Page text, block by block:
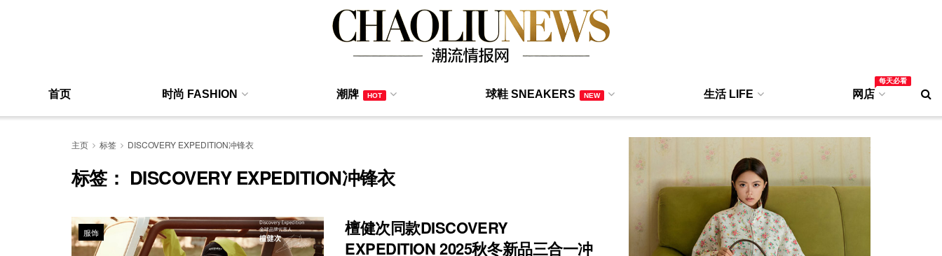
首页 时尚 FASHION 潮牌 HOT 球鞋 SNEAKERS NEW 生活 LIFE 网店
每天必看
主页 标签 DISCOVERY EXPEDITION冲锋衣
标签： DISCOVERY EXPEDITION冲锋衣
服饰
檀健次同款DISCOVERY
EXPEDITION 2025秋冬新品三合一冲